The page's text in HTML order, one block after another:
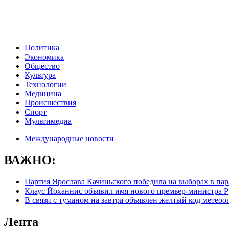
Политика
Экономика
Общество
Культура
Технологии
Медицина
Происшествия
Спорт
Мультимедиа
Международные новости
ВАЖНО:
Партия Ярослава Качиньского победила на выборах в
Клаус Йоханнис объявил имя нового премьер-министра
В связи с туманом на завтра объявлен желтый код
Лента